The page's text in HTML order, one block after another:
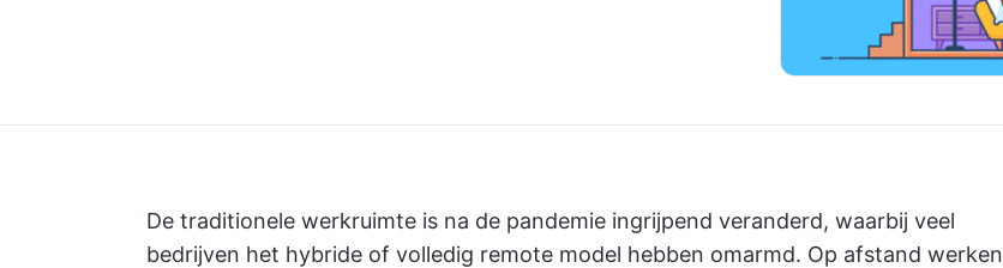
De traditionele werkruimte is na de pandemie ingrijpend veranderd, waarbij veel
bedrijven het hybride of volledig remote model hebben omarmd. Op afstand werken